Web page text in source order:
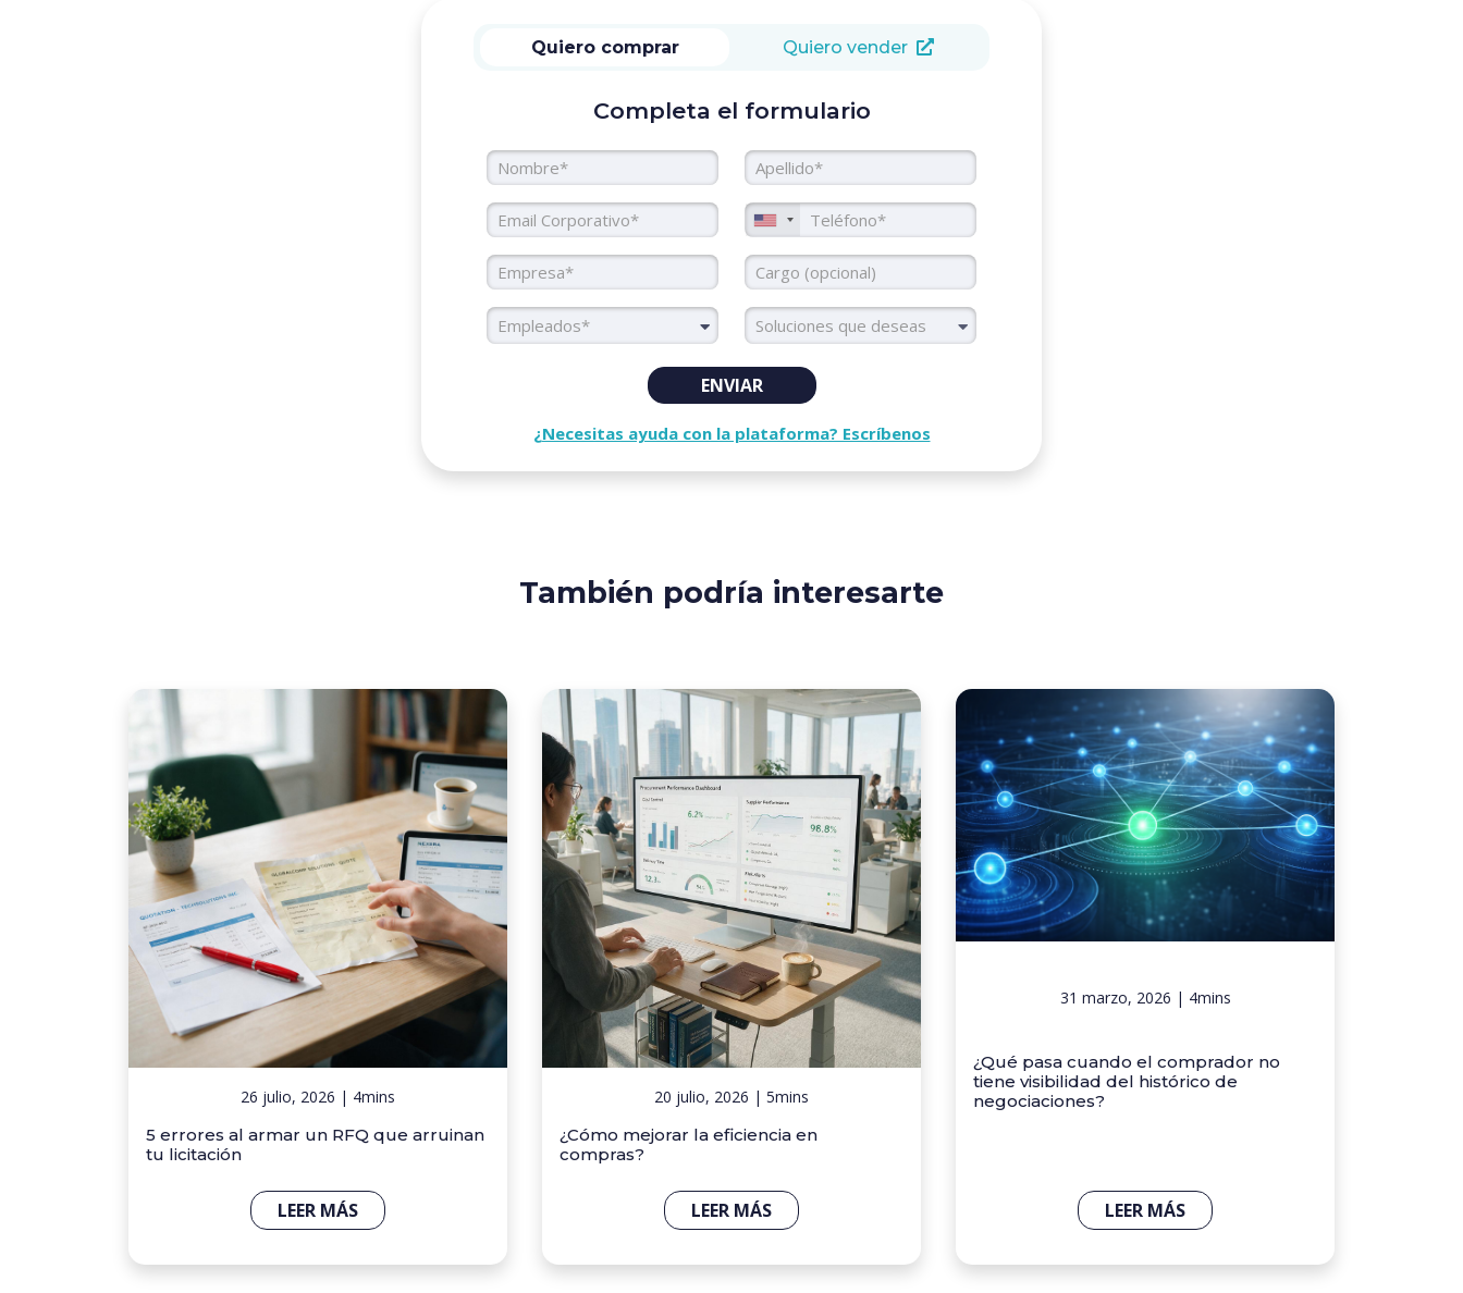
Quiero comprar Quiero vender
Completa el formulario
Email Corporativo Teléfono
Cargo
Empleados* Soluciones
ENVIAR
¿Necesitas ayuda con la plataforma? Escríbenos
También podría interesarte
26 julio, 2026 | 4mins
5 errores al armar un RFQ que arruinan
tu licitación
LEER MÁS
20 julio, 2026 | 5mins
¿Cómo mejorar la eficiencia en
compras?
LEER MÁS
31 marzo, 2026 | 4mins
¿Qué pasa cuando el comprador no
tiene visibilidad del histórico de
negociaciones?
LEER MÁS